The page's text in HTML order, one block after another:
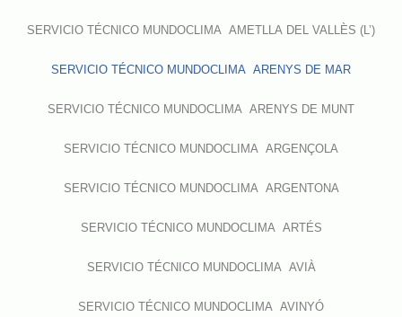
SERVICIO TÉCNICO MUNDOCLIMA AMETLLA DEL VALLÈS (L’)
SERVICIO TÉCNICO MUNDOCLIMA ARENYS DE MAR
SERVICIO TÉCNICO MUNDOCLIMA ARENYS DE MUNT
SERVICIO TÉCNICO MUNDOCLIMA ARGENÇOLA
SERVICIO TÉCNICO MUNDOCLIMA ARGENTONA
SERVICIO TÉCNICO MUNDOCLIMA ARTÉS
SERVICIO TÉCNICO MUNDOCLIMA AVIÀ
SERVICIO TÉCNICO MUNDOCLIMA AVINYÓ